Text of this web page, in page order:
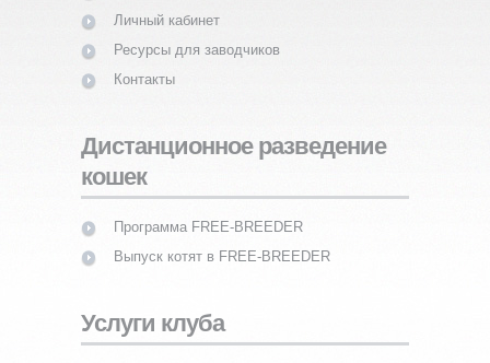
Личный кабинет
Ресурсы для заводчиков
Контакты
Дистанционное разведение
кошек
Программа FREE-BREEDER
Выпуск котят в FREE-BREEDER
Услуги клуба